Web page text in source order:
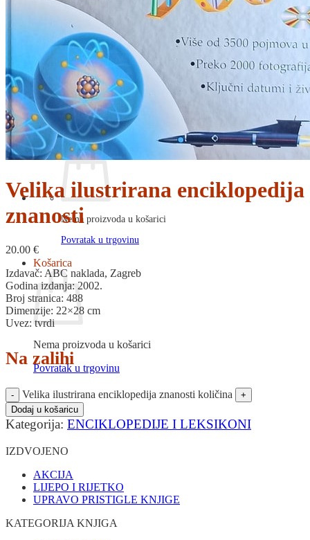
ZAGREB
ZEMLJOVIDI
Otkup knjiga
O nama
Novosti
AKCIJA
Pretraži:
Nema proizvoda u košarici
Povratak u trgovinu
Košarica
Nema proizvoda u košarici
Povratak u trgovinu
Velika ilustrirana enciklopedija
znanosti
20.00 €
Izdavač: ABC naklada, Zagreb
Godina izdanja: 2002.
Broj stranica: 488
Dimenzije: 22×28 cm
Uvez: tvrdi
Na zalihi
Velika ilustrirana enciklopedija znanosti količina
Dodaj u košaricu
Kategorija: ENCIKLOPEDIJE I LEKSIKONI
IZDVOJENO
AKCIJA
LIJEPO I RIJETKO
UPRAVO PRISTIGLE KNJIGE
KATEGORIJA KNJIGA